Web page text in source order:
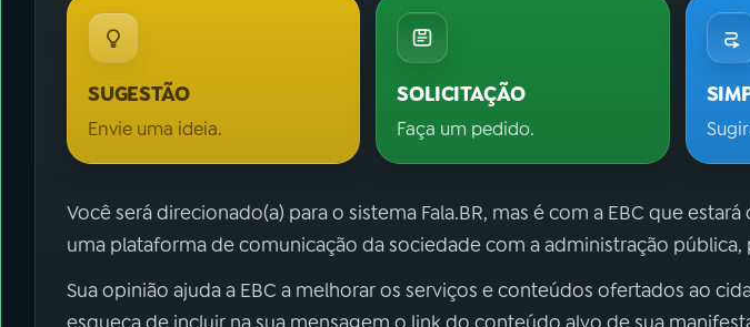
SUGESTÃO
Envie uma ideia.
SOLICITAÇÃO
Faça um pedido.
Você será direcionado(a) para o sistema Fala.BR, mas é com a EBC que estará
uma plataforma de comunicação da sociedade com a administração pública,
Sua opinião ajuda a EBC a melhorar os serviços e conteúdos ofertados ao